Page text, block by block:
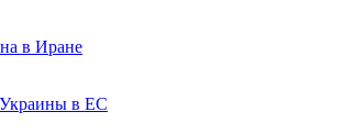
в Иране
в ЕС